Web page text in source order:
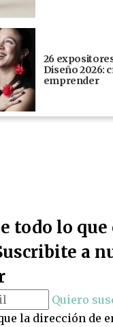
26
Diseño 2026:
emprender
todo lo que
a
Quiero
la dirección de